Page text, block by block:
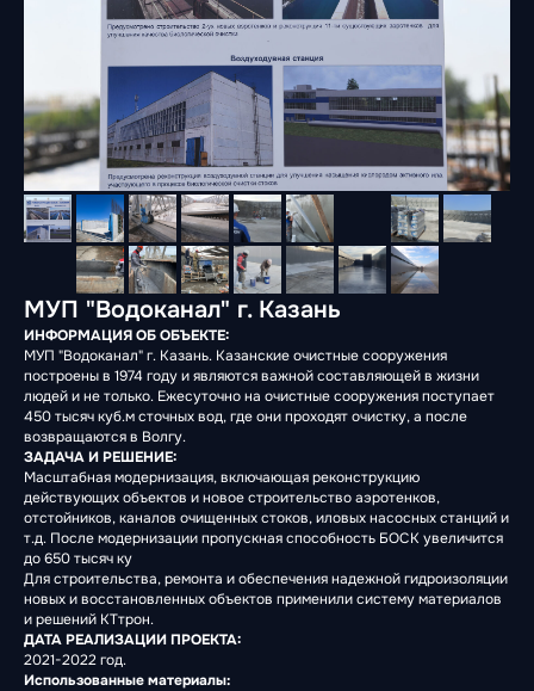
МУП "Водоканал" г. Казань
ИНФОРМАЦИЯ ОБ ОБЪЕКТЕ:
МУП "Водоканал" г. Казань. Казанские очистные сооружения
построены в 1974 году и являются важной составляющей в жизни
людей и не только. Ежесуточно на очистные сооружения поступает
450 тысяч куб.м сточных вод, где они проходят очистку, а после
возвращаются в Волгу.
ЗАДАЧА И РЕШЕНИЕ:
Масштабная модернизация, включающая реконструкцию
действующих объектов и новое строительство аэротенков,
отстойников, каналов очищенных стоков, иловых насосных станций и
т.д. После модернизации пропускная способность БОСК увеличится
до 650 тысяч ку
Для строительства, ремонта и обеспечения надежной гидроизоляции
новых и восстановленных объектов применили систему материалов
и решений КТтрон.
ДАТА РЕАЛИЗАЦИИ ПРОЕКТА:
2021-2022 год.
Использованные материалы: